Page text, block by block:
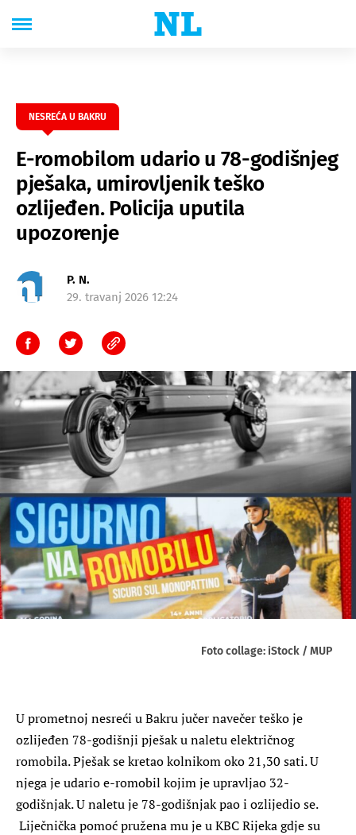
NESREĆA U BAKRU
E-romobilom udario u 78-godišnjeg
pješaka, umirovljenik teško
ozlijeđen. Policija uputila
upozorenje
P. N.
29. travanj 2026 12:24
Foto collage: iStock / MUP
U prometnoj nesreći u Bakru jučer navečer teško je
ozlijeđen 78-godišnji pješak u naletu električnog
romobila. Pješak se kretao kolnikom oko 21,30 sati. U
njega je udario e-romobil kojim je upravljao 32-
godišnjak. U naletu je 78-godišnjak pao i ozlijedio se.
Liječnička pomoć pružena mu je u KBC Rijeka gdje su